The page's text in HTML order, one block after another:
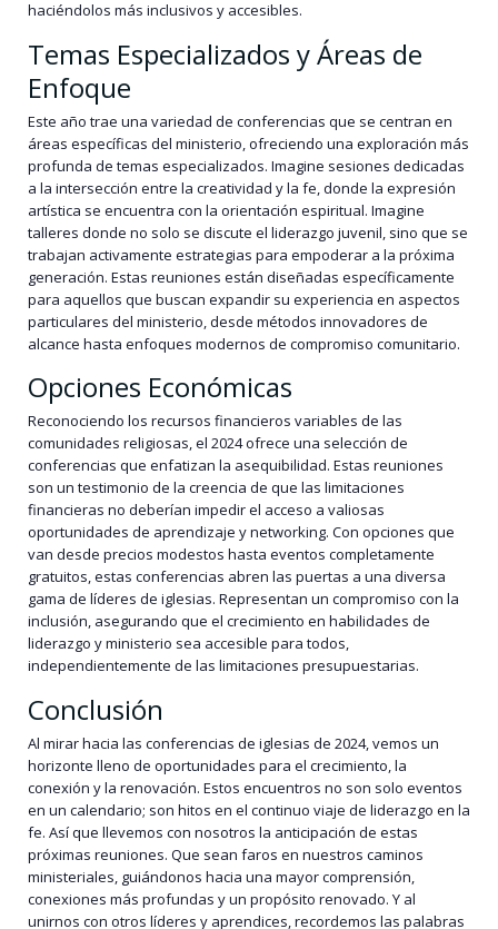
haciéndolos más inclusivos y accesibles.
Temas Especializados y Áreas de
Enfoque
Este año trae una variedad de conferencias que se centran en
áreas específicas del ministerio, ofreciendo una exploración más
profunda de temas especializados. Imagine sesiones dedicadas
a la intersección entre la creatividad y la fe, donde la expresión
artística se encuentra con la orientación espiritual. Imagine
talleres donde no solo se discute el liderazgo juvenil, sino que se
trabajan activamente estrategias para empoderar a la próxima
generación. Estas reuniones están diseñadas específicamente
para aquellos que buscan expandir su experiencia en aspectos
particulares del ministerio, desde métodos innovadores de
alcance hasta enfoques modernos de compromiso comunitario.
Opciones Económicas
Reconociendo los recursos financieros variables de las
comunidades religiosas, el 2024 ofrece una selección de
conferencias que enfatizan la asequibilidad. Estas reuniones
son un testimonio de la creencia de que las limitaciones
financieras no deberían impedir el acceso a valiosas
oportunidades de aprendizaje y networking. Con opciones que
van desde precios modestos hasta eventos completamente
gratuitos, estas conferencias abren las puertas a una diversa
gama de líderes de iglesias. Representan un compromiso con la
inclusión, asegurando que el crecimiento en habilidades de
liderazgo y ministerio sea accesible para todos,
independientemente de las limitaciones presupuestarias.
Conclusión
Al mirar hacia las conferencias de iglesias de 2024, vemos un
horizonte lleno de oportunidades para el crecimiento, la
conexión y la renovación. Estos encuentros no son solo eventos
en un calendario; son hitos en el continuo viaje de liderazgo en la
fe. Así que llevemos con nosotros la anticipación de estas
próximas reuniones. Que sean faros en nuestros caminos
ministeriales, guiándonos hacia una mayor comprensión,
conexiones más profundas y un propósito renovado. Y al
unirnos con otros líderes y aprendices, recordemos las palabras